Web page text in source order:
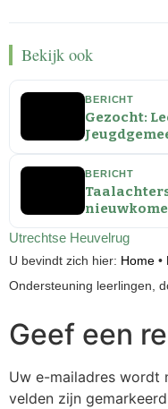
Bekijk ook
BERICHT
Gezocht:
BERICHT
Utrechtse Heuvelrug
U bevindt zich hier: Home •
Ondersteuning leerlingen,
Geef een
Uw e-mailadres wordt
velden zijn